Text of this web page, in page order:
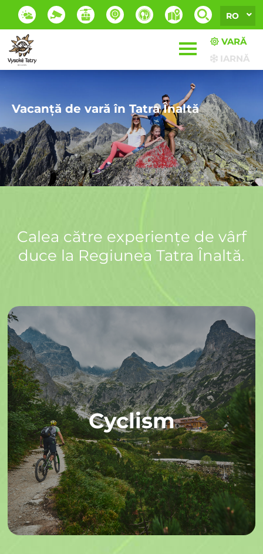
RO
VARĂ
IARNĂ
Paradisul apei sub Tatra
MUNȚII TATRA CA UN MEDICAMENT
Vacanță de vară în Tatra Înaltă
Calea către experiențe de vârf
duce la Regiunea Tatra Înaltă.
Cyclism